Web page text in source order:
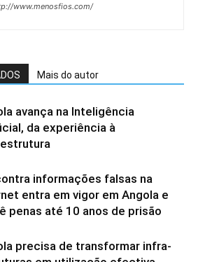
www.menosfios.com/
Mais do autor
avança na Inteligência
da experiência à
informações falsas na
entra em vigor em Angola e
penas até 10 anos de prisão
precisa de transformar infra-